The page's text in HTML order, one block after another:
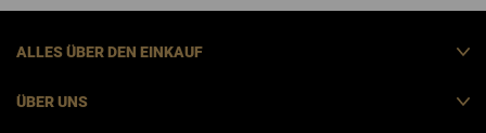
ALLES ÜBER DEN EINKAUF
ÜBER UNS